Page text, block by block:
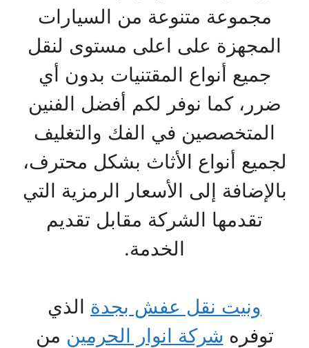
مجموعة متنوعة من السيارات
المجهزة على اعلى مستوى لنقل
جميع أنواع المقتنيات بدون أي
ضرر، كما نوفر لكم أفضل الفنين
المتخصصين في الفك والتغليف
لجميع أنواع الأثاث بشكل محترف،
بالإضافة إلى الأسعار الرمزية التي
تقدمها الشركة مقابل تقديم
الخدمة.
ونيت نقل عفش بجدة الذي
توفره شركة انوار الحرمين من